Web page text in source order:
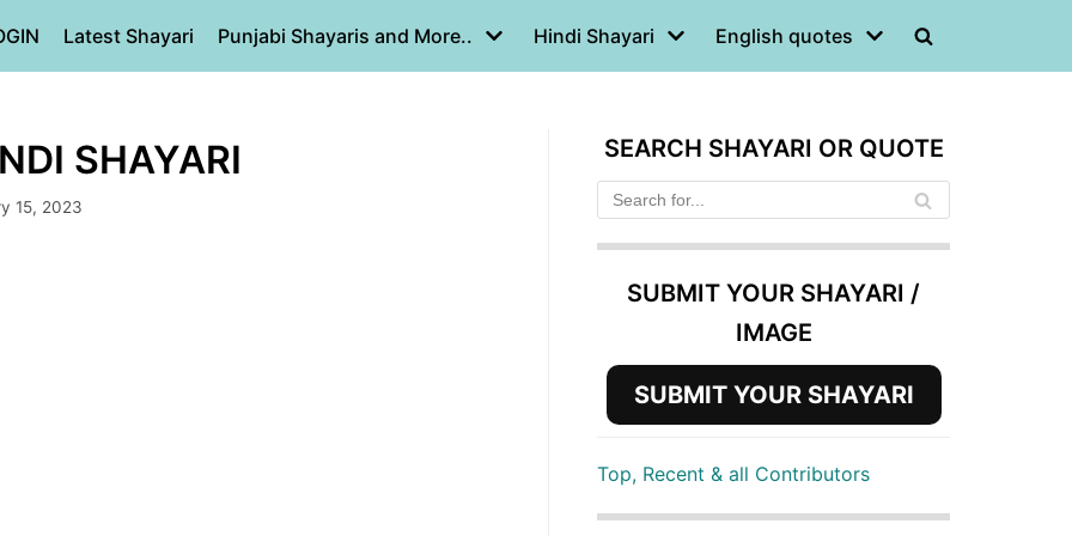
Latest Shayari Punjabi Shayaris and More.. Hindi Shayari English quotes
SHAYARI
15, 2023
SEARCH SHAYARI OR QUOTE
SUBMIT YOUR SHAYARI /
IMAGE
SUBMIT YOUR SHAYARI
Top, Recent & all Contributors